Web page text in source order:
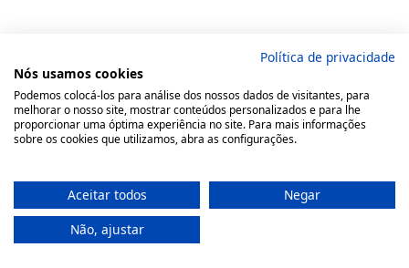
Política de privacidade
Nós usamos cookies
Podemos colocá-los para análise dos nossos dados de visitantes, para
melhorar o nosso site, mostrar conteúdos personalizados e para lhe
proporcionar uma óptima experiência no site. Para mais informações
sobre os cookies que utilizamos, abra as configurações.
Aceitar todos
Negar
Não, ajustar